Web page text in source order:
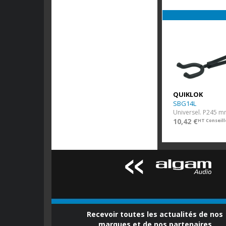
QUIKLOK
SBG14L
Universel. P245
10,42 €HT
Recevoir toutes les actualités de nos